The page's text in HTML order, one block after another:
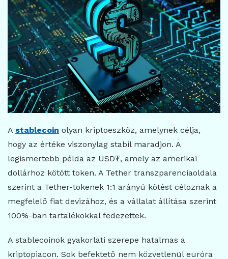
A stablecoin olyan kriptoeszköz, amelynek célja,
hogy az értéke viszonylag stabil maradjon. A
legismertebb példa az USD₮, amely az amerikai
dollárhoz kötött token. A Tether transzparenciaoldala
szerint a Tether-tokenek 1:1 arányú kötést céloznak a
megfelelő fiat devizához, és a vállalat állítása szerint
100%-ban tartalékokkal fedezettek.
A stablecoinok gyakorlati szerepe hatalmas a
kriptopiacon. Sok befektető nem közvetlenül euróra